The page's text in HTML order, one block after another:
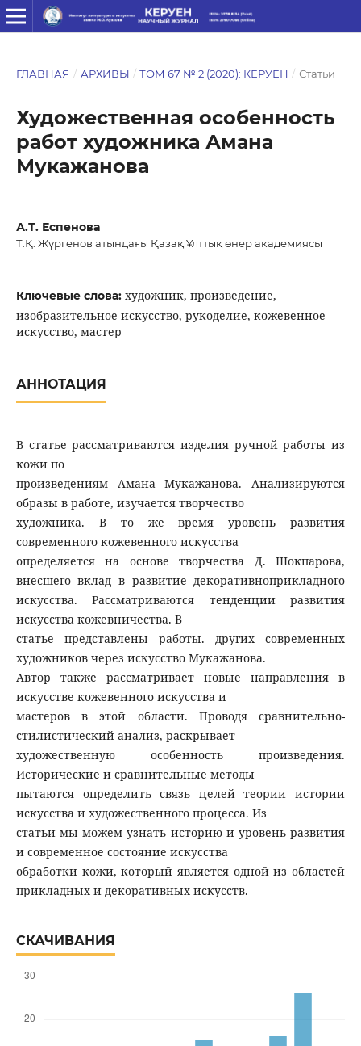
ГЛАВНАЯ / АРХИВЫ / ТОМ 67 № 2 (2020): КЕРУЕН / Статьи
Художественная особенность
работ художника Амана
Мукажанова
А.Т. Еспенова
Т.Қ. Жүргенов атындағы Қазақ Ұлттық өнер академиясы
Ключевые слова: художник, произведение,
изобразительное искусство, рукоделие, кожевенное
искусство, мастер
АННОТАЦИЯ
В статье рассматриваются изделия ручной работы из
кожи по
произведениям Амана Мукажанова. Анализируются
образы в работе, изучается творчество
художника. В то же время уровень развития
современного кожевенного искусства
определяется на основе творчества Д. Шокпарова,
внесшего вклад в развитие декоративноприкладного
искусства. Рассматриваются тенденции развития
искусства кожевничества. В
статье представлены работы. других современных
художников через искусство Мукажанова.
Автор также рассматривает новые направления в
искусстве кожевенного искусства и
мастеров в этой области. Проводя сравнительно-
стилистический анализ, раскрывает
художественную особенность произведения.
Исторические и сравнительные методы
пытаются определить связь целей теории истории
искусства и художественного процесса. Из
статьи мы можем узнать историю и уровень развития
и современное состояние искусства
обработки кожи, который является одной из областей
прикладных и декоративных искусств.
СКАЧИВАНИЯ